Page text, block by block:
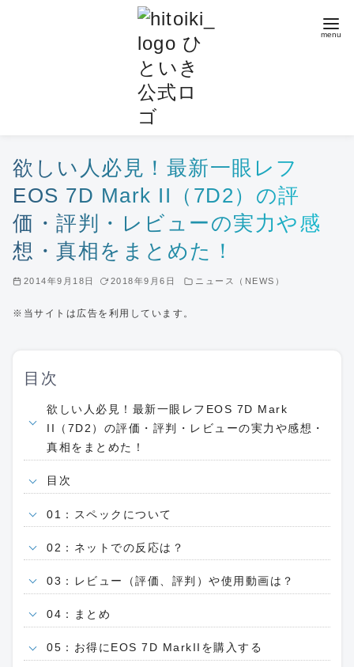
欲しい人必見！最新一眼レフ
EOS 7D Mark II（7D2）の評
価・評判・レビューの実力や感
想・真相をまとめた！
2014年9月18日 2018年9月6日 ニュース（NEWS）
※当サイトは広告を利用しています。
目次
欲しい人必見！最新一眼レフEOS 7D Mark
II（7D2）の評価・評判・レビューの実力や感想・
真相をまとめた！
目次
01：スペックについて
02：ネットでの反応は？
03：レビュー（評価、評判）や使用動画は？
04：まとめ
05：お得にEOS 7D MarkIIを購入する